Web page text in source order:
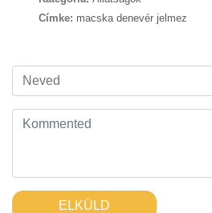
Címke: macska denevér jelmez
ELKÜLD